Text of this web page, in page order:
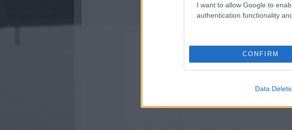
I want to allow Google to
authentication functionality
CONFIRM
Data